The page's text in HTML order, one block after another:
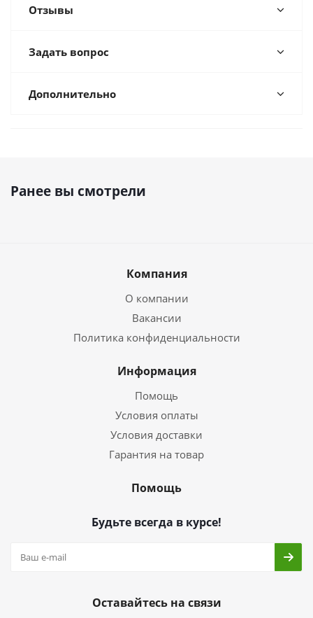
Отзывы
Задать вопрос
Дополнительно
Ранее вы смотрели
Компания
О компании
Вакансии
Политика конфиденциальности
Информация
Помощь
Условия оплаты
Условия доставки
Гарантия на товар
Помощь
Будьте всегда в курсе!
Оставайтесь на связи